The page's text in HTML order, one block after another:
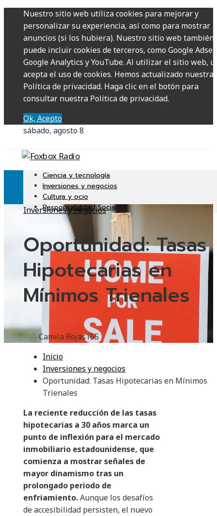
Nuestro sitio web utiliza cookies para mejorar y
personalizar su experiencia, así como para mostrar
anuncios (si los hubiera). Nuestro sitio web también
puede incluir cookies de terceros, como Google
Google Analytics y YouTube. Al utilizar el sitio web,
acepta el uso de cookies. Hemos actualizado nuestra
Política de privacidad. Haga clic en el botón para
consultar nuestra Política de privacidad.
Ok, Acepto
sábado, agosto 8
Ciencia y tecnología
Inversiones y negocios
Cultura y ocio
Responsabilidad Social
Inversiones y negocios
Oportunidad: Tasas
Hipotecarias en
Mínimos Trienales
Camila Rojas155
Inicio
Inversiones y negocios
Oportunidad: Tasas Hipotecarias en Mínimos
Trienales
La reciente reducción de las tasas
hipotecarias a 30 años marca un
punto de inflexión para el mercado
inmobiliario estadounidense, que
comienza a mostrar señales de
mayor dinamismo tras un
prolongado periodo de
enfriamiento.Aunque los desafíos
de accesibilidad persisten, el nuevo